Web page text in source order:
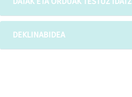
DEKLINABIDEA